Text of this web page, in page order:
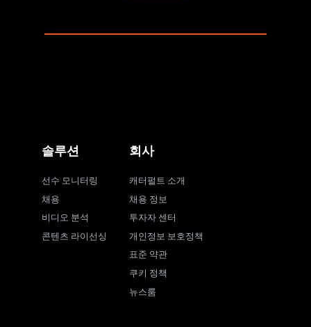
솔루션
선수 모니터링
채용
비디오 분석
콘텐츠 라이선싱
회사
캐터펄트 소개
채용 정보
투자자 센터
개인정보 보호정책
표준 약관
쿠키 정책
뉴스룸